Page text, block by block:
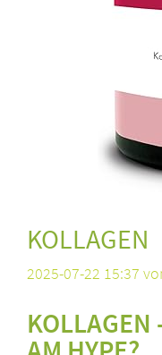
KOLLAGEN
2025-07-22 15:37
KOLLAGEN